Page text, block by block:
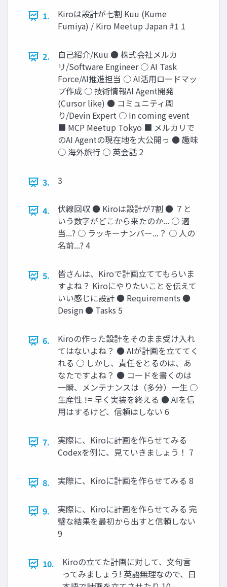
1.
Kiroは設計が七割 Kuu (Kume
Fumiya) / Kiro Meetup Japan #1 1
2.
⾃⼰紹介/Kuu ● 株式会社メルカ
リ/Software Engineer ○ AI Task
Force/AI推進担当 ○ AI活⽤ロードマッ
プ作成 ○ 技術情報AI Agent開発
(Cursor like) ● コミュニティ周
り/Devin Expert ○ In coming event
■ MCP Meetup Tokyo ■ メルカリで
のAI Agentの現在地を⼤公開っ ● 趣味
○ 海外旅⾏ ○ 英会話 2
3. 3
4.
伏線回収 ● Kiroは設計が7割 ● ７と
いう数字がどこから来たのか... ○ 適
当...? ○ ラッキーナンバー...？ ○ ⼈の
名前...? 4
5.
皆さんは、Kiroで計画⽴ててもらいま
すよね？ Kiroにやりたいことを伝えて
いい感じに設計 ● Requirements ●
Design ● Tasks 5
6.
Kiroの作った設計をそのまま受け⼊れ
てはないよね？ ● AIが計画を⽴ててく
れる ○ しかし、責任をとるのは、あ
なたですよね？ ● コードを書くのは
⼀瞬、メンテナンスは（多分）⼀⽣ ○
⽣産性 != 早く実装を終える ● AIを信
⽤はするけど、信頼はしない 6
7.
実際に、Kiroに計画を作らせてみる
Codexを例に、⾒ていきましょう！ 7
8. 実際に、Kiroに計画を作らせてみる 8
9.
実際に、Kiroに計画を作らせてみる 完
璧な結果を最初から出すと信頼しない
9
10.
Kiroの⽴てた計画に対して、⽂句⾔
ってみましょう! 英語無理なので、⽇